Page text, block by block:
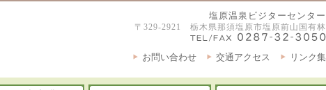
塩原温泉ビジターセンター
〒329-2921 栃木県那須塩原市塩原前山国有林
リンク集
交通アクセス
お問い合わせ